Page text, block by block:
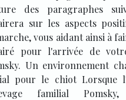
des paragraphes
sur les aspects
vous aidant ainsi à
pour l'arrivée de
Un environnement
pour le chiot Lorsque
familial